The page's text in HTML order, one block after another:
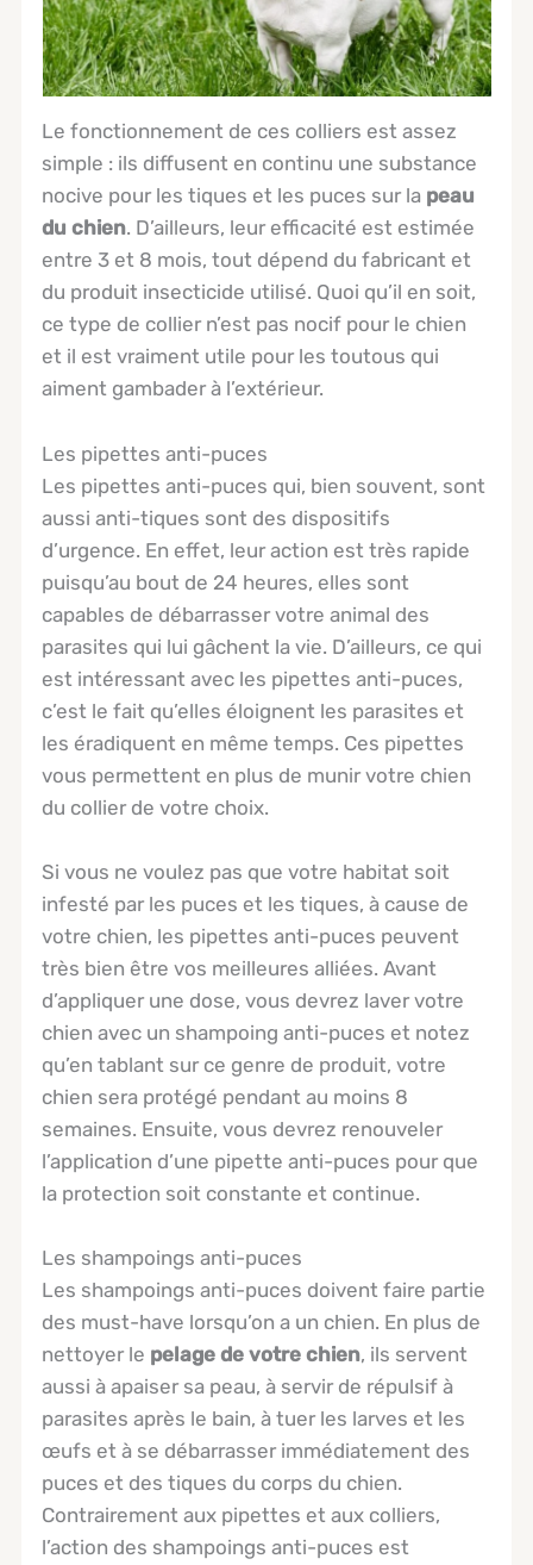
Le fonctionnement de ces colliers est assez
simple : ils diffusent en continu une substance
nocive pour les tiques et les puces sur la peau
du chien. D’ailleurs, leur efficacité est estimée
entre 3 et 8 mois, tout dépend du fabricant et
du produit insecticide utilisé. Quoi qu’il en soit,
ce type de collier n’est pas nocif pour le chien
et il est vraiment utile pour les toutous qui
aiment gambader à l’extérieur.
Les pipettes anti-puces
Les pipettes anti-puces qui, bien souvent, sont
aussi anti-tiques sont des dispositifs
d’urgence. En effet, leur action est très rapide
puisqu’au bout de 24 heures, elles sont
capables de débarrasser votre animal des
parasites qui lui gâchent la vie. D’ailleurs, ce qui
est intéressant avec les pipettes anti-puces,
c’est le fait qu’elles éloignent les parasites et
les éradiquent en même temps. Ces pipettes
vous permettent en plus de munir votre chien
du collier de votre choix.
Si vous ne voulez pas que votre habitat soit
infesté par les puces et les tiques, à cause de
votre chien, les pipettes anti-puces peuvent
très bien être vos meilleures alliées. Avant
d’appliquer une dose, vous devrez laver votre
chien avec un shampoing anti-puces et notez
qu’en tablant sur ce genre de produit, votre
chien sera protégé pendant au moins 8
semaines. Ensuite, vous devrez renouveler
l’application d’une pipette anti-puces pour que
la protection soit constante et continue.
Les shampoings anti-puces
Les shampoings anti-puces doivent faire partie
des must-have lorsqu’on a un chien. En plus de
nettoyer le pelage de votre chien, ils servent
aussi à apaiser sa peau, à servir de répulsif à
parasites après le bain, à tuer les larves et les
œufs et à se débarrasser immédiatement des
puces et des tiques du corps du chien.
Contrairement aux pipettes et aux colliers,
l’action des shampoings anti-puces est